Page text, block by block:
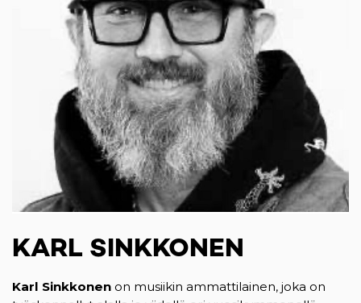
KARL SINKKONEN
Karl Sinkkonen on musiikin ammattilainen, joka on